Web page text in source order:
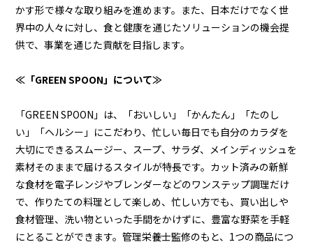
かす形で様々な取り組みを進めます。また、日本だけでなく世
界中の人々に対し、食と健康を通じたソリューションの機会提
供で、事業を通じた貢献を目指します。
≪「GREEN SPOON」について≫
「GREEN SPOON」は、「おいしい」「かんたん」「たのし
い」「ヘルシー」にこだわり、忙しい毎日でも自分のカラダを
大切にできるスムージー、スープ、サラダ、メインディッシュを
素材そのままで届けるスタイルが特長です。カット済みの新鮮
な食材を電子レンジやブレンダーなどのワンステップ調理だけ
で、作りたての料理として楽しめ、忙しい方でも、買い出しや
食材管理、洗い物といった手間をかけずに、豊富な野菜を手軽
にとることができます。管理栄養士監修のもと、1つの商品につ